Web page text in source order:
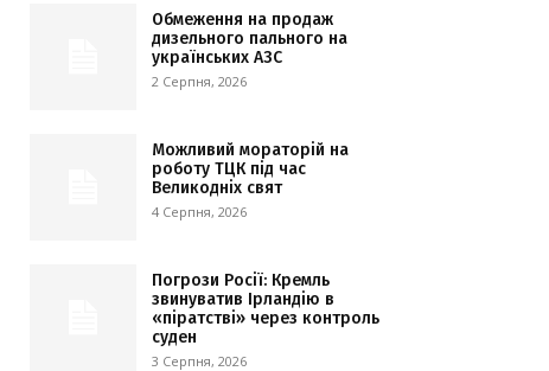
Обмеження на продаж
дизельного пального на
українських АЗС
2 Серпня, 2026
Можливий мораторій на
роботу ТЦК під час
Великодніх свят
4 Серпня, 2026
Погрози Росії: Кремль
звинуватив Ірландію в
«піратстві» через контроль
суден
3 Серпня, 2026